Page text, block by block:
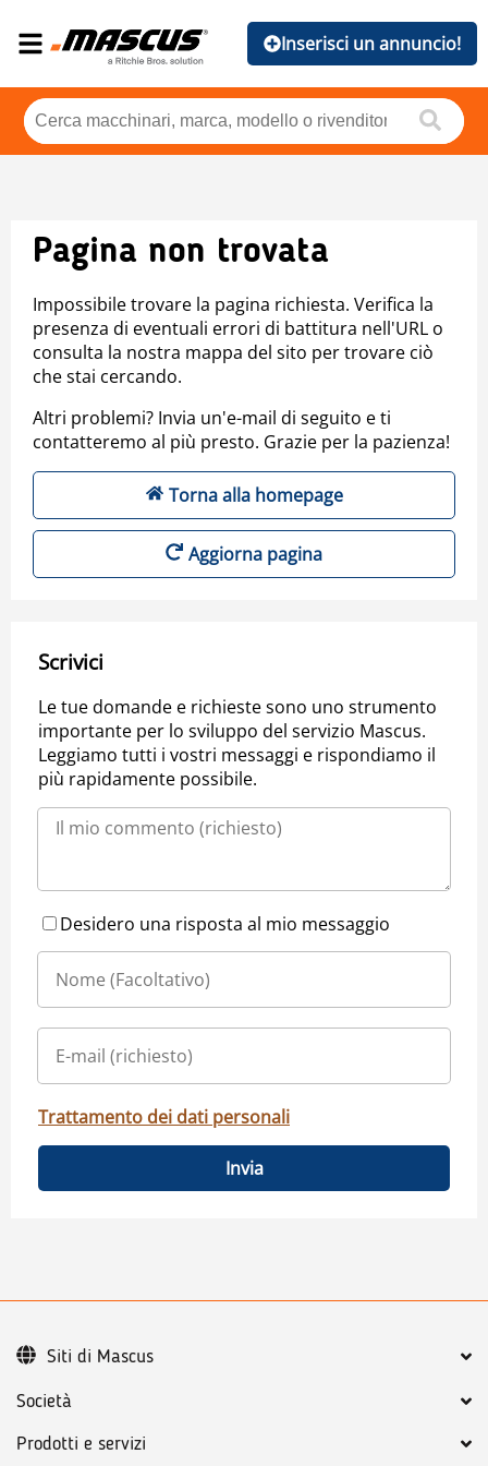
Inserisci un annuncio!
Pagina non trovata
Impossibile trovare la pagina richiesta. Verifica la
presenza di eventuali errori di battitura nell'URL o
consulta la nostra mappa del sito per trovare ciò
che stai cercando.
Altri problemi? Invia un'e-mail di seguito e ti
contatteremo al più presto. Grazie per la pazienza!
Torna alla homepage
Aggiorna pagina
Scrivici
Le tue domande e richieste sono uno strumento
importante per lo sviluppo del servizio Mascus.
Leggiamo tutti i vostri messaggi e rispondiamo il
più rapidamente possibile.
Desidero una risposta al mio messaggio
Trattamento dei dati personali
Invia
Società
Prodotti e servizi
Siti di Mascus